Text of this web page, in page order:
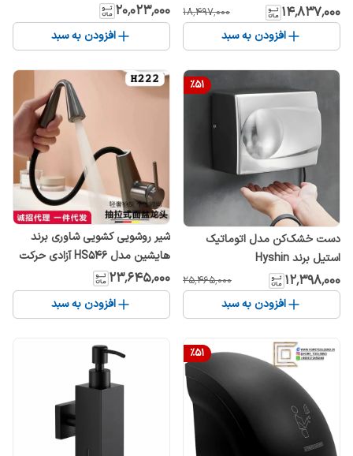
برندHyshin (هایشین)
۱۴٬۸۳۷٬۰۰۰ ۱۸٬۴۹۷٬۰۰۰
افزودن به سبد
۲۰٬۰۲۳٬۰۰۰
افزودن به سبد
%51
دست خشک‌کن مدل اتوماتیک
استیل برند Hyshin
۱۲٬۳۹۸٬۰۰۰ ۲۵٬۴۶۵٬۰۰۰
افزودن به سبد
شیر روشویی کشویی شاوری برند
هایشین مدل HS546 آزادی حرکت
۳۶۰ درجه
۲۳٬۶۴۵٬۰۰۰
افزودن به سبد
%51